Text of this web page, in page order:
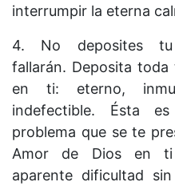
interrumpir la eterna
4. No deposites
fallarán. Deposita
en ti: eterno,
indefectible. Ésta
problema que se te
Amor de Dios en ti
aparente dificultad